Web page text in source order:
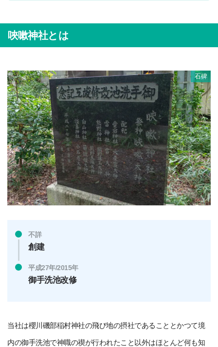
唊嗽神社とは
石碑
不詳
創建
平成27年/2015年
御手洗池改修
当社は櫻川磯部稲村神社の飛び地の摂社であることとかつて境
内の御手洗池で神職の禊が行われたこと以外はほとんど何も知